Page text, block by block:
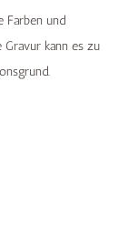
Farben und
Gravur kann es zu